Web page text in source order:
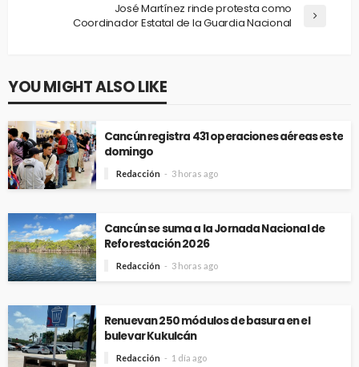
José Martínez rinde protesta como
Coordinador Estatal de la Guardia Nacional
YOU MIGHT ALSO LIKE
Cancún registra 431 operaciones aéreas este
domingo
Redacción 3 horas ago
Cancún se suma a la Jornada Nacional de
Reforestación 2026
Redacción 3 horas ago
Renuevan 250 módulos de basura en el
bulevar Kukulcán
Redacción 1 día ago